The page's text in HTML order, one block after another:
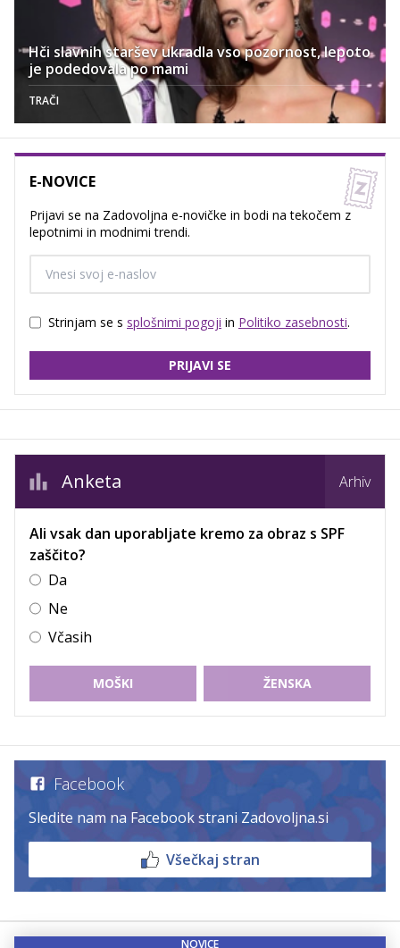
Hči slavnih staršev ukradla vso pozornost, lepoto
je podedovala po mami
TRAČI
E-NOVICE
Prijavi se na Zadovoljna e-novičke in bodi na tekočem z
lepotnimi in modnimi trendi.
Strinjam se s splošnimi pogoji in Politiko zasebnosti.
PRIJAVI SE
Anketa Arhiv
Ali vsak dan uporabljate kremo za obraz s SPF
zaščito?
Da
Ne
Včasih
MOŠKI ŽENSKA
Facebook
Sledite nam na Facebook strani Zadovoljna.si
Všečkaj stran
NOVICE